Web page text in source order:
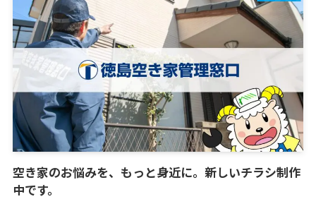
空き家のお悩みを、もっと身近に。新しいチラシ制作
中です。